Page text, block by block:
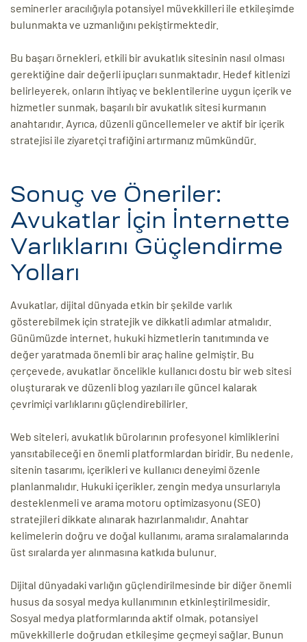
seminerler aracılığıyla potansiyel müvekkilleri ile etkileşimde
bulunmakta ve uzmanlığını pekiştirmektedir.
Bu başarı örnekleri, etkili bir avukatlık sitesinin nasıl olması
gerektiğine dair değerli ipuçları sunmaktadır. Hedef kitlenizi
belirleyerek, onların ihtiyaç ve beklentilerine uygun içerik ve
hizmetler sunmak, başarılı bir avukatlık sitesi kurmanın
anahtarıdır. Ayrıca, düzenli güncellemeler ve aktif bir içerik
stratejisi ile ziyaretçi trafiğini artırmanız mümkündür.
Sonuç ve Öneriler:
Avukatlar İçin İnternette
Varlıklarını Güçlendirme
Yolları
Avukatlar, dijital dünyada etkin bir şekilde varlık
gösterebilmek için stratejik ve dikkatli adımlar atmalıdır.
Günümüzde internet, hukuki hizmetlerin tanıtımında ve
değer yaratmada önemli bir araç haline gelmiştir. Bu
çerçevede, avukatlar öncelikle kullanıcı dostu bir web sitesi
oluşturarak ve düzenli blog yazıları ile güncel kalarak
çevrimiçi varlıklarını güçlendirebilirler.
Web siteleri, avukatlık bürolarının profesyonel kimliklerini
yansıtabileceği en önemli platformlardan biridir. Bu nedenle,
sitenin tasarımı, içerikleri ve kullanıcı deneyimi özenle
planlanmalıdır. Hukuki içerikler, zengin medya unsurlarıyla
desteklenmeli ve arama motoru optimizasyonu (SEO)
stratejileri dikkate alınarak hazırlanmalıdır. Anahtar
kelimelerin doğru ve doğal kullanımı, arama sıralamalarında
üst sıralarda yer alınmasına katkıda bulunur.
Dijital dünyadaki varlığın güçlendirilmesinde bir diğer önemli
husus da sosyal medya kullanımının etkinleştirilmesidir.
Sosyal medya platformlarında aktif olmak, potansiyel
müvekkillerle doğrudan etkileşime geçmeyi sağlar. Bunun